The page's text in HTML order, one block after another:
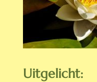
Uitgelicht: